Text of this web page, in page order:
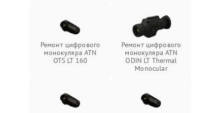
Ремонт цифрового
монокуляра ATN
OTS LT 160
Ремонт цифрового
монокуляра ATN
ODIN LT Thermal
Monocular